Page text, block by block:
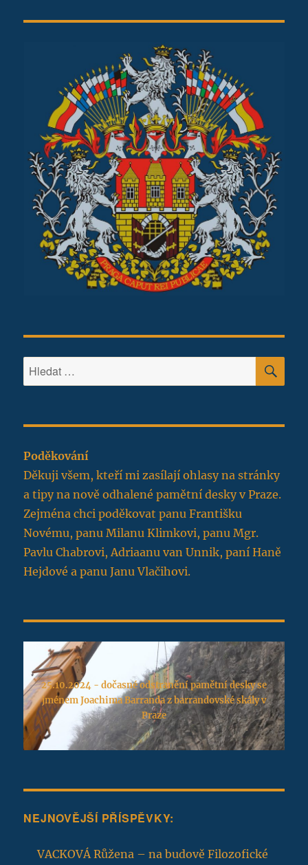
Hledat:
Poděkování
Děkuji všem, kteří mi zasílají ohlasy na stránky
a tipy na nově odhalené pamětní desky v Praze.
Zejména chci poděkovat panu Františku
Novému, panu Milanu Klimkovi, panu Mgr.
Pavlu Chabrovi, Adriaanu van Unnik, paní Haně
Hejdové a panu Janu Vlačihovi.
25.10.2024 - dočasné odstranění pamětní desky se
jménem Joachima Barranda z barrandovské skály v
Praze
NEJNOVĚJŠÍ PŘÍSPĚVKY:
VACKOVÁ Růžena – na budově Filozofické